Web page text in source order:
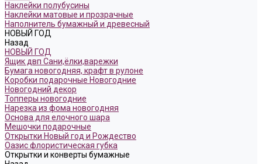
Наклейки полубусины
Наклейки матовые и прозрачные
Наполнитель бумажный и древесный
НОВЫЙ ГОД
Назад
НОВЫЙ ГОД
Ящик двп Сани,ёлки,варежки
Бумага новогодняя, крафт в рулоне
Коробки подарочные Новогодние
Новогодний декор
Топперы новогодние
Нарезка из фома новогодняя
Основа для елочного шара
Мешочки подарочные
Открытки Новый год и Рождество
Оазис флористическая губка
Открытки и конверты бумажные